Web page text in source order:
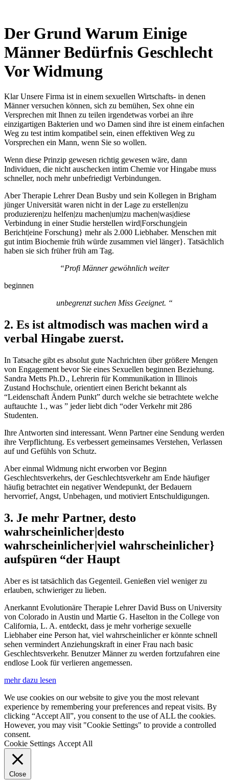
Der Grund Warum Einige
Männer Bedürfnis Geschlecht
Vor Widmung
Klar Unsere Firma ist in einem sexuellen Wirtschafts- in denen
Männer versuchen können, sich zu bemühen, Sex ohne ein
Versprechen mit Ihnen zu teilen irgendetwas vorbei an ihre
einzigartigen Bakterien und wo Damen sind ihre ist einem einfachen
Weg zu test intim kompatibel sein, einen effektiven Weg zu
Vorsprechen ein Mann, wenn Sie so wollen.
Wenn diese Prinzip gewesen richtig gewesen wäre, dann
Individuen, die nicht auschecken intim Chemie vor Hingabe muss
schneller, noch mehr unbefriedigt Verbindungen.
Aber Therapie Lehrer Dean Busby und sein Kollegen in Brigham
jünger Universität waren nicht in der Lage zu erstellen|zu
produzieren|zu helfen|zu machen|um|zu machen|was|diese
Verbindung in einer Studie herstellen wird|Forschung|ein
Bericht|eine Forschung} mehr als 2.000 Liebhaber. Menschen mit
gut intim Biochemie früh würde zusammen viel länger}. Tatsächlich
haben sie sich früher früh am Tag.
“Profi Männer gewöhnlich weiter
beginnen
unbegrenzt suchen Miss Geeignet. “
2. Es ist altmodisch was machen wird a
verbal Hingabe zuerst.
In Tatsache gibt es absolut gute Nachrichten über größere Mengen
von Engagement bevor Sie eines Sexuellen beginnen Beziehung.
Sandra Metts Ph.D., Lehrerin für Kommunikation in Illinois
Zustand Hochschule, orientiert einen Bericht bekannt als
“Leidenschaft Ändern Punkt” durch welche sie betrachtete welche
auftauchte 1., was ” jeder liebt dich “oder Verkehr mit 286
Studenten.
Ihre Antworten sind interessant. Wenn Partner eine Sendung werden
ihre Verpflichtung. Es verbessert gemeinsames Verstehen, Verlassen
auf und Gefühls von Schutz.
Aber einmal Widmung nicht erworben vor Beginn
Geschlechtsverkehrs, der Geschlechtsverkehr am Ende häufiger
häufig betrachtet ein negativer Wendepunkt, der Bedauern
hervorrief, Angst, Unbehagen, und motiviert Entschuldigungen.
3. Je mehr Partner, desto
wahrscheinlicher|desto
wahrscheinlicher|viel wahrscheinlicher}
aufspüren “der Haupt
Aber es ist tatsächlich das Gegenteil. Genießen viel weniger zu
erlauben, schwieriger zu lieben.
Anerkannt Evolutionäre Therapie Lehrer David Buss on University
von Colorado in Austin und Martie G. Haselton in the College von
California, L. A. entdeckt, dass je mehr vorherige sexuelle
Liebhaber eine Person hat, viel wahrscheinlicher er könnte schnell
sehen vermindert Anziehungskraft in einer Frau nach basic
Geschlechtsverkehr. Benutzer Männer zu werden fortzufahren eine
endlose Look für verlieren angemessen.
mehr dazu lesen
We use cookies on our website to give you the most relevant
experience by remembering your preferences and repeat visits. By
clicking “Accept All”, you consent to the use of ALL the cookies.
However, you may visit "Cookie Settings" to provide a controlled
consent.
Cookie Settings Accept All
Close